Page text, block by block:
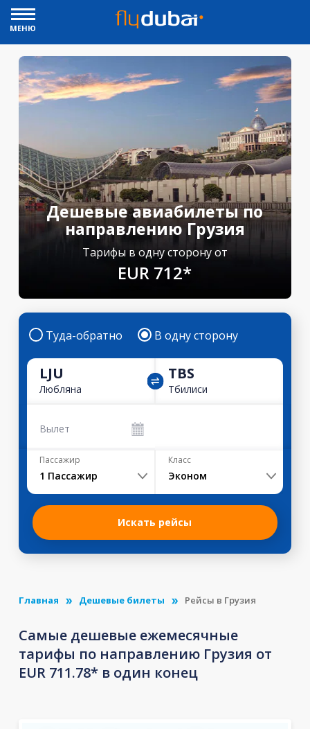
МЕНЮ
Дешевые авиабилеты по
направлению Грузия
Тарифы в одну сторону от
EUR 712*
Туда-обратно В одну сторону
LJU
Любляна
TBS
Тбилиси
Вылет
Пассажир
1 Пассажир
Класс
Эконом
Искать рейсы
Главная Дешевые билеты Рейсы в Грузия
Самые дешевые ежемесячные
тарифы по направлению Грузия от
EUR 711.78* в один конец